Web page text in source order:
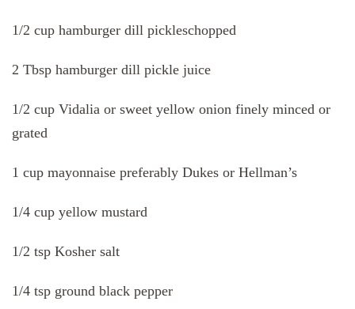
1/2 cup hamburger dill pickleschopped
2 Tbsp hamburger dill pickle juice
1/2 cup Vidalia or sweet yellow onion finely minced or
grated
1 cup mayonnaise preferably Dukes or Hellman’s
1/4 cup yellow mustard
1/2 tsp Kosher salt
1/4 tsp ground black pepper